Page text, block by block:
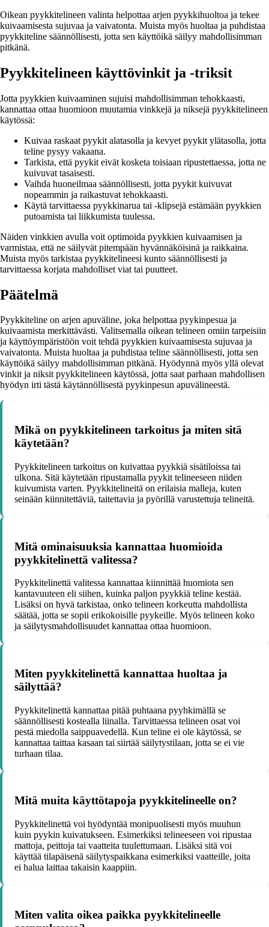
Oikean pyykkitelineen valinta helpottaa arjen pyykkihuoltoa ja tekee
kuivaamisesta sujuvaa ja vaivatonta. Muista myös huoltaa ja puhdistaa
pyykkiteline säännöllisesti, jotta sen käyttöikä säilyy mahdollisimman
pitkänä.
Pyykkitelineen käyttövinkit ja -triksit
Jotta pyykkien kuivaaminen sujuisi mahdollisimman tehokkaasti,
kannattaa ottaa huomioon muutamia vinkkejä ja niksejä pyykkitelineen
käytössä:
Kuivaa raskaat pyykit alatasolla ja kevyet pyykit ylätasolla, jotta
teline pysyy vakaana.
Tarkista, että pyykit eivät kosketa toisiaan ripustettaessa, jotta ne
kuivuvat tasaisesti.
Vaihda huoneilmaa säännöllisesti, jotta pyykit kuivuvat
nopeammin ja raikastuvat tehokkaasti.
Käytä tarvittaessa pyykkinarua tai -klipsejä estämään pyykkien
putoamista tai liikkumista tuulessa.
Näiden vinkkien avulla voit optimoida pyykkien kuivaamisen ja
varmistaa, että ne säilyvät pitempään hyvännäköisinä ja raikkaina.
Muista myös tarkistaa pyykkitelineesi kunto säännöllisesti ja
tarvittaessa korjata mahdolliset viat tai puutteet.
Päätelmä
Pyykkiteline on arjen apuväline, joka helpottaa pyykinpesua ja
kuivaamista merkittävästi. Valitsemalla oikean telineen omiin tarpeisiin
ja käyttöympäristöön voit tehdä pyykkien kuivaamisesta sujuvaa ja
vaivatonta. Muista huoltaa ja puhdistaa teline säännöllisesti, jotta sen
käyttöikä säilyy mahdollisimman pitkänä. Hyödynnä myös yllä olevat
vinkit ja niksit pyykkitelineen käytössä, jotta saat parhaan mahdollisen
hyödyn irti tästä käytännöllisestä pyykinpesun apuvälineestä.
Mikä on pyykkitelineen tarkoitus ja miten sitä
käytetään?
Pyykkitelineen tarkoitus on kuivattaa pyykkiä sisätiloissa tai
ulkona. Sitä käytetään ripustamalla pyykit telineeseen niiden
kuivumista varten. Pyykkitelineitä on erilaisia malleja, kuten
seinään kiinnitettäviä, taitettavia ja pyörillä varustettuja telineitä.
Mitä ominaisuuksia kannattaa huomioida
pyykkitelinettä valitessa?
Pyykkitelinettä valitessa kannattaa kiinnittää huomiota sen
kantavuuteen eli siihen, kuinka paljon pyykkiä teline kestää.
Lisäksi on hyvä tarkistaa, onko telineen korkeutta mahdollista
säätää, jotta se sopii erikokoisille pyykeille. Myös telineen koko
ja säilytysmahdollisuudet kannattaa ottaa huomioon.
Miten pyykkitelinettä kannattaa huoltaa ja
säilyttää?
Pyykkitelinettä kannattaa pitää puhtaana pyyhkimällä se
säännöllisesti kostealla liinalla. Tarvittaessa telineen osat voi
pestä miedolla saippuavedellä. Kun teline ei ole käytössä, se
kannattaa taittaa kasaan tai siirtää säilytystilaan, jotta se ei vie
turhaan tilaa.
Mitä muita käyttötapoja pyykkitelineelle on?
Pyykkitelinettä voi hyödyntää monipuolisesti myös muuhun
kuin pyykin kuivatukseen. Esimerkiksi telineeseen voi ripustaa
mattoja, peittoja tai vaatteita tuulettumaan. Lisäksi sitä voi
käyttää tilapäisenä säilytyspaikkana esimerkiksi vaatteille, joita
ei halua laittaa takaisin kaappiin.
Miten valita oikea paikka pyykkitelineelle